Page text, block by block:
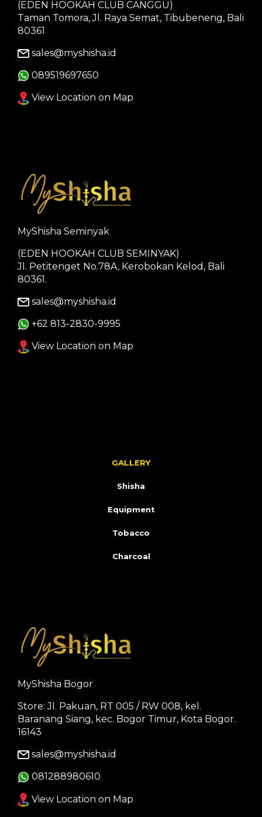
(EDEN HOOKAH CLUB CANGGU)
Taman Tomora, Jl. Raya Semat, Tibubeneng, Bali
80361
sales@myshisha.id
089519697650
View Location on Map
MyShisha Seminyak
(EDEN HOOKAH CLUB SEMINYAK)
Jl. Petitenget No.78A, Kerobokan Kelod, Bali
80361.
sales@myshisha.id
+62 813-2830-9995
View Location on Map
GALLERY
Shisha
Equipment
Tobacco
Charcoal
MyShisha Bogor
Store: Jl. Pakuan, RT 005 / RW 008, kel.
Baranang Siang, kec. Bogor Timur, Kota Bogor.
16143
sales@myshisha.id
081288980610
View Location on Map